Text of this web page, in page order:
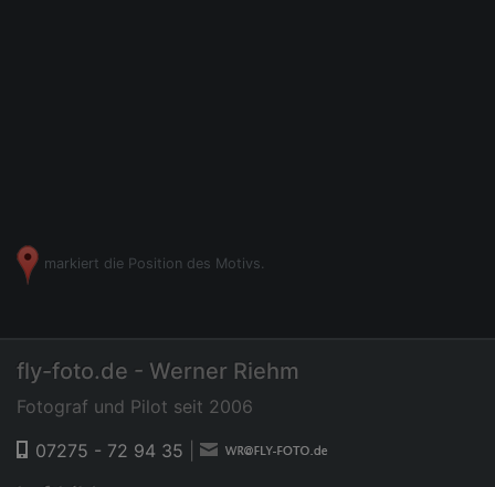
markiert die Position des Motivs.
fly-foto.de - Werner Riehm
Fotograf und Pilot seit 2006
07275 - 72 94 35